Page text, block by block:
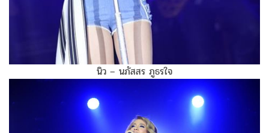
นิว – นภัสสร ภูธรใจ